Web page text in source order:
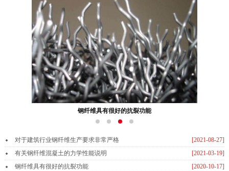
钢纤维具有很好的抗裂功能
[2021-08-27]
对于建筑行业钢纤维生产要求非常严格
[2021-03-19]
有关钢纤维混凝土的力学性能说明
[2020-10-17]
钢纤维具有很好的抗裂功能